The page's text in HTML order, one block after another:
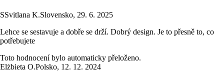
SSvitlana K.Slovensko, 29. 6. 2025
Lehce se sestavuje a dobře se drží. Dobrý design. Je to přesně to, co
potřebujete
Toto hodnocení bylo automaticky přeloženo.
Elżbieta O.Polsko, 12. 12. 2024